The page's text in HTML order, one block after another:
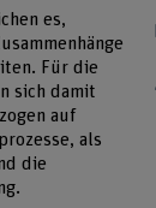
es,
Für die
sich damit
auf
als
die